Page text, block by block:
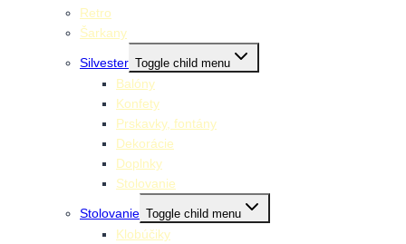
Retro
Šarkany
Silvester Toggle child menu
Balóny
Konfety
Prskavky, fontány
Dekorácie
Doplnky
Stolovanie
Stolovanie Toggle child menu
Klobúčiky